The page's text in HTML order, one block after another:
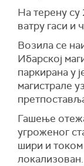
На терену су
ватру гаси и
Возила се
Ибарској
паркирана у
магистрале
Гашење
угроженог
шири и током
локализован.